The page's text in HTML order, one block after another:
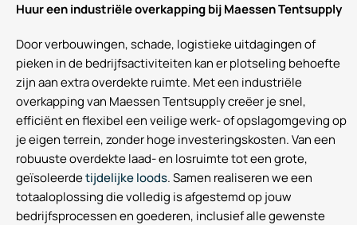
Huur een industriële overkapping bij Maessen Tentsupply
Door verbouwingen, schade, logistieke uitdagingen of
pieken in de bedrijfsactiviteiten kan er plotseling behoefte
zijn aan extra overdekte ruimte. Met een industriële
overkapping van Maessen Tentsupply creëer je snel,
efficiënt en flexibel een veilige werk- of opslagomgeving op
je eigen terrein, zonder hoge investeringskosten. Van een
robuuste overdekte laad- en losruimte tot een grote,
geïsoleerdetijdelijke loods. Samen realiseren we een
totaaloplossing die volledig is afgestemd op jouw
bedrijfsprocessen en goederen, inclusief alle gewenste